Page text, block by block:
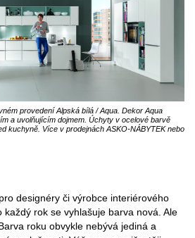
provedení Alpská bílá / Aqua. Dekor Aqua
a uvolňujícím dojmem. Úchyty v ocelové barvě
kuchyně. Více v prodejnách ASKO-NÁBYTEK nebo
designéry či výrobce interiérového
rok se vyhlašuje barva nová. Ale
roku obvykle nebývá jediná a